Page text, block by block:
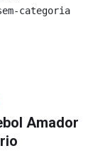
categoria
Amador